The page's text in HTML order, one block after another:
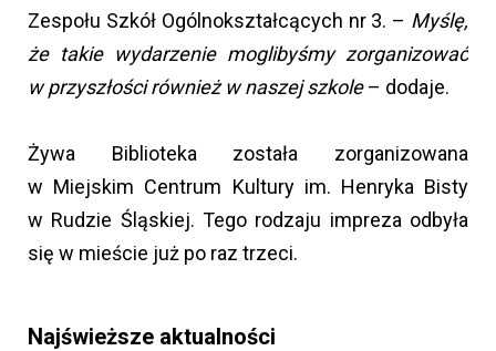
Zespołu Szkół Ogólnokształcących nr 3. – Myślę,
że takie wydarzenie moglibyśmy zorganizować
w przyszłości również w naszej szkole– dodaje.
Żywa Biblioteka została zorganizowana
w Miejskim Centrum Kultury im. Henryka Bisty
w Rudzie Śląskiej. Tego rodzaju impreza odbyła
się w mieście już po raz trzeci.
Najświeższe aktualności